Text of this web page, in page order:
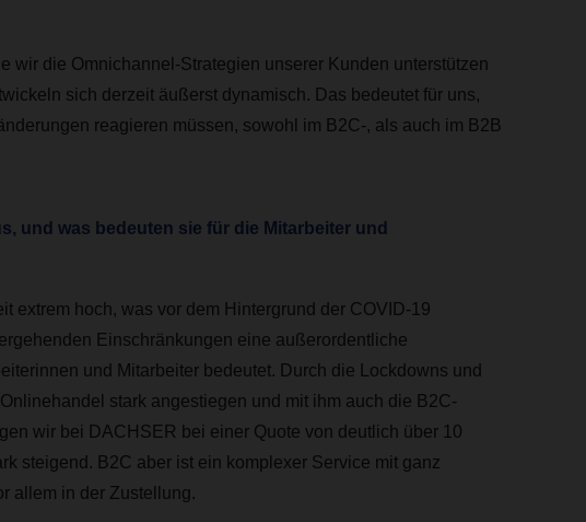
wir die Omnichannel-Strategien unserer Kunden unterstützen
sich derzeit äußerst dynamisch. Das bedeutet für uns,
reagieren müssen, sowohl im B2C-, als auch im B2B
und was bedeuten sie für die Mitarbeiter und
extrem hoch, was vor dem Hintergrund der COVID-19
Einschränkungen eine außerordentliche
und Mitarbeiter bedeutet. Durch die Lockdowns und
stark angestiegen und mit ihm auch die B2C-
wir bei DACHSER bei einer Quote von deutlich über 10
steigend. B2C aber ist ein komplexer Service mit ganz
allem in der Zustellung.